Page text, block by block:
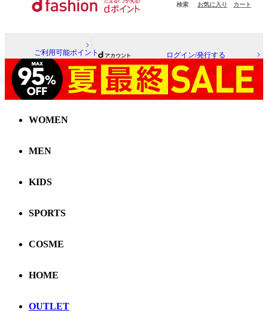
検索 お気に入り カート
ご利用可能ポイント ログイン/発行する
WOMEN
MEN
KIDS
SPORTS
COSME
HOME
OUTLET